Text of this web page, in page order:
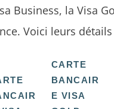
Business, la Visa
Voici leurs
CARTE
BANCAIR
E VISA